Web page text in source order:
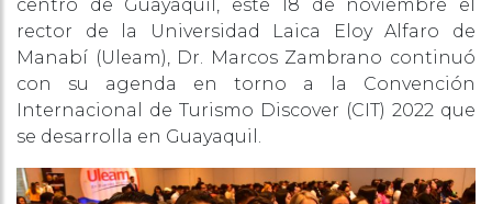
centro de Guayaquil, este 18 de noviembre el
rector de la Universidad Laica Eloy Alfaro de
Manabí (Uleam), Dr. Marcos Zambrano continuó
con su agenda en torno a la Convención
Internacional de Turismo Discover (CIT) 2022 que
se desarrolla en Guayaquil.